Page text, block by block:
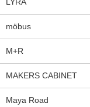
möbus
M+R
MAKERS CABINET
Maya Road